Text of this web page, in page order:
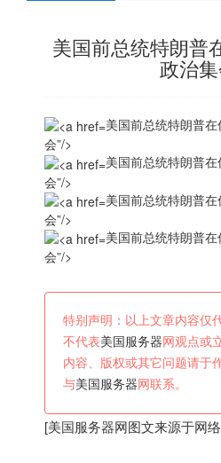
美国前总统特朗普
政治
美国前总统特朗普
会”/>
美国前总统特朗普
会”/>
美国前总统特朗普
会”/>
美国前总统特朗普
会”/>
特别声明：以上文章内容仅
不代表美国服务器 网观点或
内容、版权或其它问题请于
与美国服务器 网联系。
[美国服务器网图文来源于网